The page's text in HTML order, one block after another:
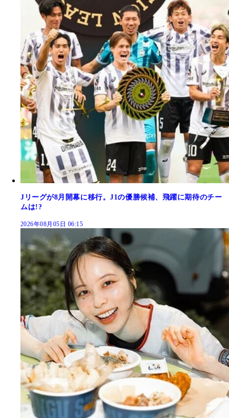
Jリーグが8月開幕に移行。J1の優勝候補、飛躍に期待のチー
ムは!?
2026年08月05日 06:15